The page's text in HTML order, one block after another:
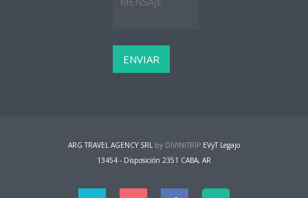
ARG TRAVEL AGENCY SRLby DIVINITRIP EVyT Legajo
13454 - Disposición 2351 CABA, AR